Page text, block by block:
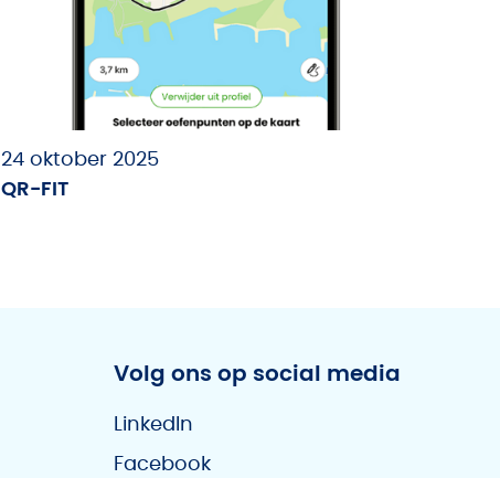
24 oktober 2025
QR-FIT
Volg ons op social media
LinkedIn
Facebook